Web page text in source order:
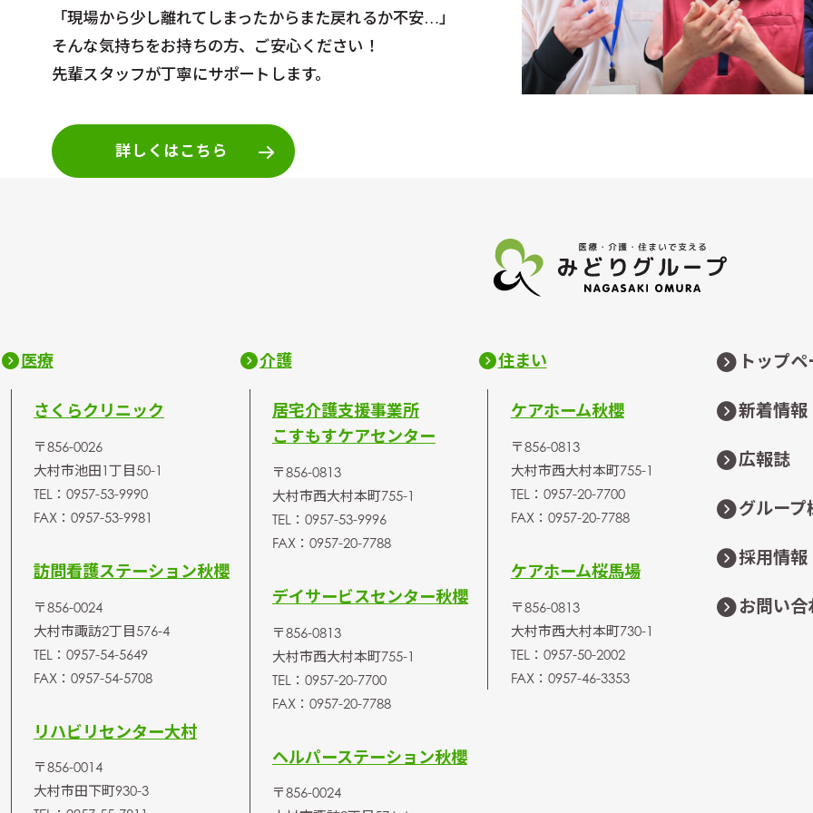
「現場から少し離れてしまったからまた戻れるか不安…」
そんな気持ちをお持ちの方、ご安心ください！
先輩スタッフが丁寧にサポートします。
詳しくはこちら
医療
さくらクリニック
〒856-0026
大村市池田1丁目50-1
TEL：0957-53-9990
FAX：0957-53-9981
訪問看護ステーション秋櫻
〒856-0024
大村市諏訪2丁目576-4
TEL：0957-54-5649
FAX：0957-54-5708
リハビリセンター大村
〒856-0014
大村市田下町930-3
介護
居宅介護支援事業所
こすもすケアセンター
〒856-0813
大村市西大村本町755-1
TEL：0957-53-9996
FAX：0957-20-7788
デイサービスセンター秋櫻
〒856-0813
大村市西大村本町755-1
TEL：0957-20-7700
FAX：0957-20-7788
ヘルパーステーション秋櫻
〒856-0024
住まい
ケアホーム秋櫻
〒856-0813
大村市西大村本町755-1
TEL：0957-20-7700
FAX：0957-20-7788
ケアホーム桜馬場
〒856-0813
大村市西大村本町730-1
TEL：0957-50-2002
FAX：0957-46-3353
トップ
新着情報
広報誌
グループ
採用情報
お問い合